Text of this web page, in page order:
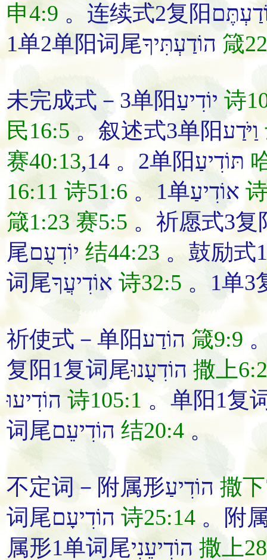
申4:9
箴
诗
民16:5
赛40:13
16:11 诗51:6
箴1:23 赛5:5
结44:23
诗32:5
箴9:9
撒上6:2
诗105:1
结20:4 。
撒
诗25:14
撒上